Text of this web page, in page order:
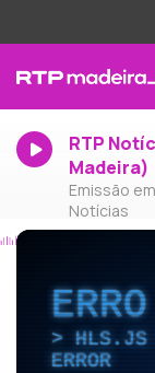
RTP
Madeira)
Emissão
Notícias
HLS.JS
ERROR